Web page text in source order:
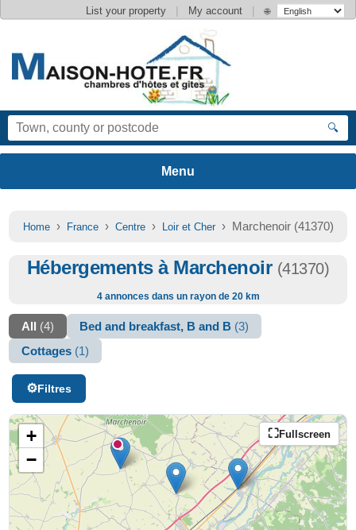
List your property | My account | 🌐
🔍
Home› France› Centre› Loir et Cher› Marchenoir (41370)
Hébergements à Marchenoir (41370)
4 annonces dans un rayon de 20 km
All (4) Bed and breakfast, B and B (3)
Cottages (1)
Filtres
Fullscreen
+
−